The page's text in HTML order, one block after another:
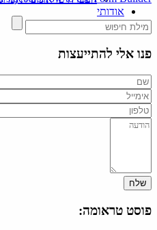
אודותי
צרו קשר
פנו אלי להתייעצות
פוסט טראומה: